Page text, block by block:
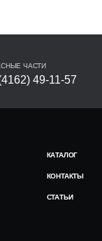
ЧАСТИ
49-11-57
КАТАЛОГ
КОНТАКТЫ
СТАТЬИ